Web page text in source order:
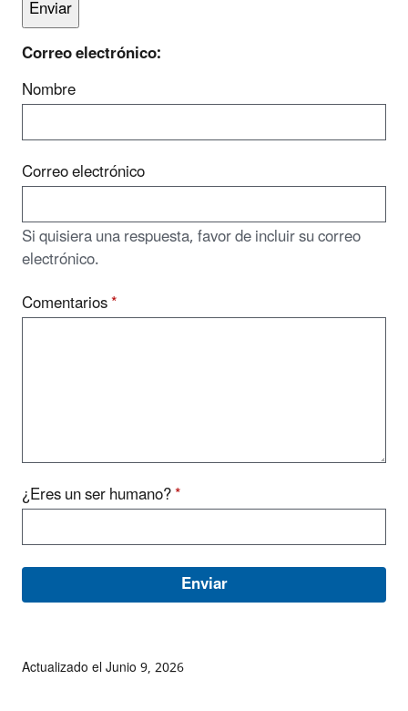
Correo electrónico:
Nombre
Correo electrónico
Si quisiera una respuesta, favor de incluir su correo
electrónico.
Comentarios*
¿Eres un ser humano?*
Actualizado el Junio 9, 2026